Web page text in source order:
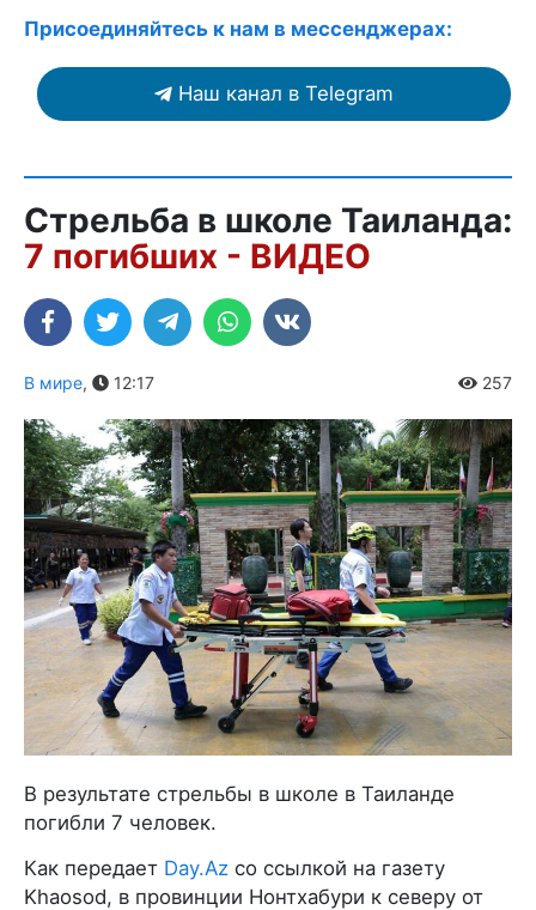
Присоединяйтесь к нам в мессенджерах:
Наш канал в Telegram
Стрельба в школе Таиланда:
7 погибших - ВИДЕО
В мире, 12:17 257
В результате стрельбы в школе в Таиланде
погибли 7 человек.
Как передает Day.Az со ссылкой на газету
Khaosod, в провинции Нонтхабури к северу от